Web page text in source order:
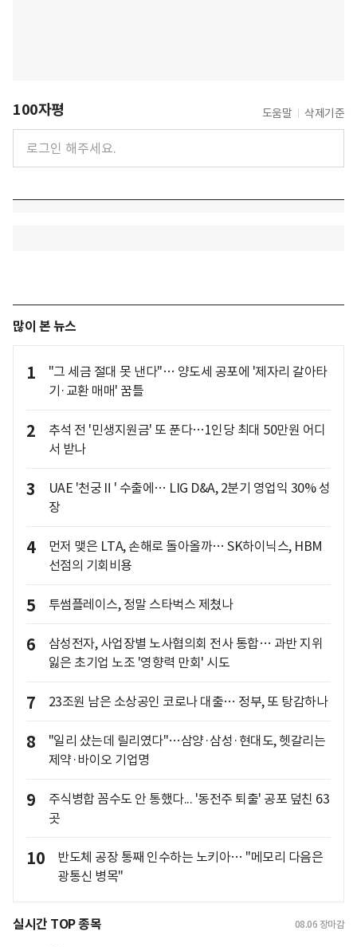
100자평 도움말 삭제기준
많이 본 뉴스
1
"그 세금 절대 못 낸다"… 양도세 공포에 '제자리 갈아타
기·교환 매매' 꿈틀
2
추석 전 '민생지원금' 또 푼다…1인당 최대 50만원 어디
서 받나
3
UAE '천궁Ⅱ' 수출에… LIG D&A, 2분기 영업익 30% 성
장
4
먼저 맺은 LTA, 손해로 돌아올까… SK하이닉스, HBM
선점의 기회비용
5 투썸플레이스, 정말 스타벅스 제쳤나
6
삼성전자, 사업장별 노사협의회 전사 통합… 과반 지위
잃은 초기업 노조 '영향력 만회' 시도
7 23조원 남은 소상공인 코로나 대출… 정부, 또 탕감하나
8
"일리 샀는데 릴리였다"…삼양·삼성·현대도, 헷갈리는
제약·바이오 기업명
9
주식병합 꼼수도 안 통했다... '동전주 퇴출' 공포 덮친 63
곳
10
반도체 공장 통째 인수하는 노키아… "메모리 다음은
광통신 병목"
실시간 TOP 종목 08.06 장마감